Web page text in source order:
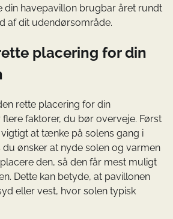
din havepavillon brugbar året rundt
af dit udendørsområde.
placering for din
rette placering for din
faktorer, du bør overveje. Først
at tænke på solens gang i
du ønsker at nyde solen og varmen
den, så den får mest muligt
Dette kan betyde, at pavillonen
eller vest, hvor solen typisk